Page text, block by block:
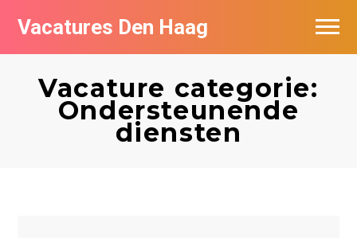
Vacatures Den Haag
Vacature categorie:
Ondersteunende
diensten
Vacatures per bedrijf in Den Haag
Populair